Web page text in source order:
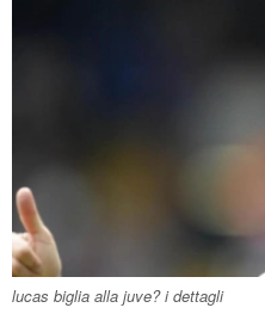
lucas biglia alla juve? i dettagli